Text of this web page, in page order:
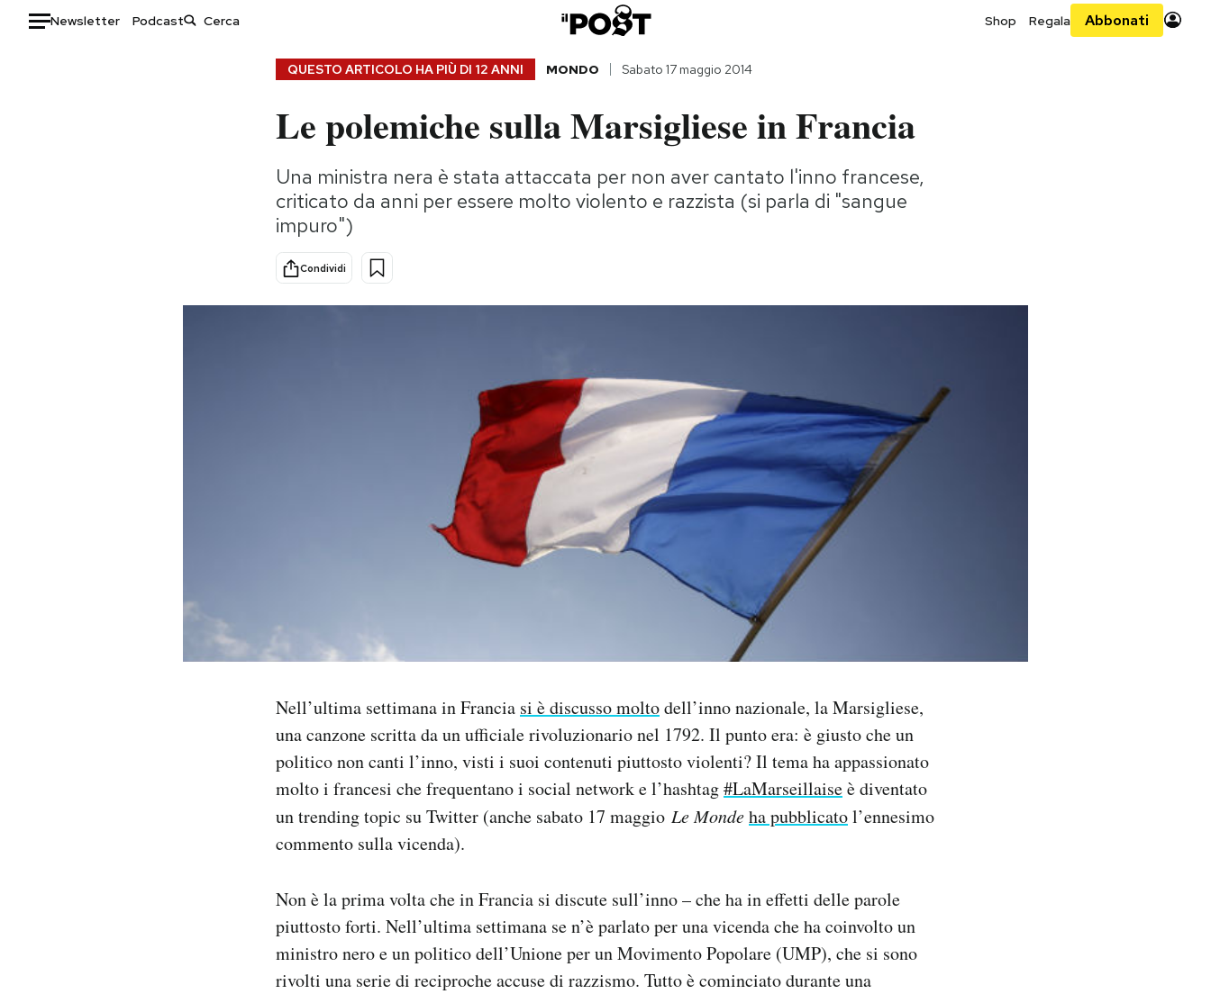
Newsletter Podcast Shop Regala Abbonati
Consumismi
Storie/Idee
Ok Boomer!
Europa
QUESTO ARTICOLO HA PIÙ DI 12 ANNI MONDO Sabato 17 maggio 2014
Le polemiche sulla Marsigliese in Francia
Una ministra nera è stata attaccata per non aver cantato l'inno francese,
criticato da anni per essere molto violento e razzista (si parla di "sangue
impuro")
Condividi
Nell’ultima settimana in Francia si è discusso moltodell’inno nazionale, la Marsigliese,
una canzone scritta da un ufficiale rivoluzionario nel 1792. Il punto era: è giusto che un
politico non canti l’inno, visti i suoi contenuti piuttosto violenti? Il tema ha appassionato
molto i francesi che frequentano i social network e l’hashtag#LaMarseillaiseè diventato
un trending topic su Twitter (anche sabato 17 maggio Le Mondeha pubblicatol’ennesimo
commento sulla vicenda).
Non è la prima volta che in Francia si discute sull’inno – che ha in effetti delle parole
piuttosto forti. Nell’ultima settimana se n’è parlato per una vicenda che ha coinvolto un
ministro nero e un politico dell’Unione per un Movimento Popolare (UMP), che si sono
rivolti una serie di reciproche accuse di razzismo. Tutto è cominciato durante una